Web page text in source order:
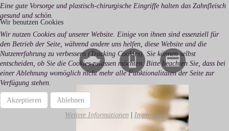
Eine gute Vorsorge und plastisch-chirurgische Eingriffe halten das Zahnfleisch
gesund und schön.
Wir benutzen Cookies
Wir nutzen Cookies auf unserer Website. Einige von ihnen sind essenziell für
den Betrieb der Seite, während andere uns helfen, diese Website und die
Nutzererfahrung zu verbessern (Tracking Cookies). Sie können selbst
entscheiden, ob Sie die Cookies zulassen möchten. Bitte beachten Sie, dass bei
einer Ablehnung womöglich nicht mehr alle Funktionalitäten der Seite zur
Verfügung stehen.
Akzeptieren
Ablehnen
Weitere Informationen| Impressum